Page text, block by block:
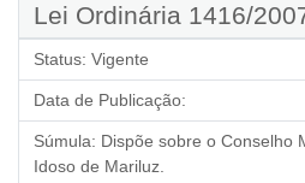
Lei Ordinária 1416/
Status: Vigente
Data de Publicação:
Súmula: Dispõe sobre o Conselho
Idoso de Mariluz.